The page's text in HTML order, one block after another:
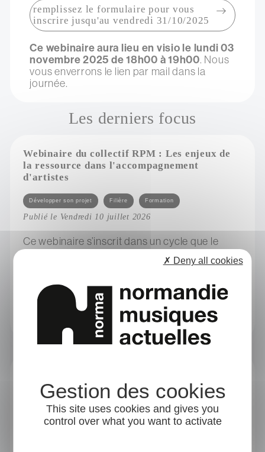
remplissez le formulaire pour vous
inscrire jusqu'au vendredi 31/10/2025
Ce webinaire aura lieu en visio le lundi 03
novembre 2025 de 18h00 à 19h00. Nous
vous enverrons le lien par mail dans la
journée.
Les derniers focus
Webinaire du collectif RPM : Les enjeux de
la ressource dans l'accompagnement
d'artistes
Catégories
Développer son projet Filière Formation
Publié le Vendredi 10 juillet 2026
Ce webinaire s’inscrit dans un cycle que le
Collectif RPM construit actuellement afin de
développer les réflexions sur un ensemble de
Catégories
Adhérents Transition écologique
Publié le Mercredi 8 juillet 2026
This site uses cookies and gives you
control over what you want to activate
✗ Deny all cookies